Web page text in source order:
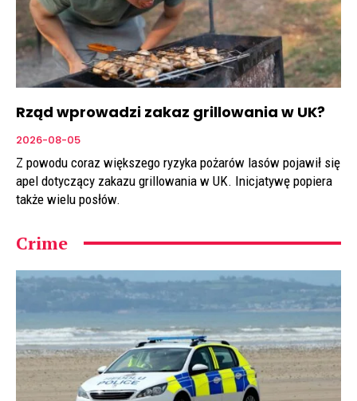
Rząd wprowadzi zakaz grillowania w UK?
2026-08-05
Z powodu coraz większego ryzyka pożarów lasów pojawił się
apel dotyczący zakazu grillowania w UK. Inicjatywę popiera
także wielu posłów.
Crime